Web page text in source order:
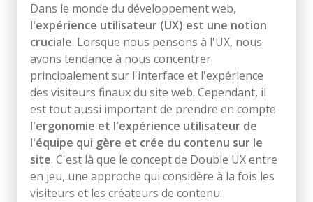
Dans le monde du développement web,
l'expérience utilisateur (UX) est une notion
cruciale. Lorsque nous pensons à l'UX, nous
avons tendance à nous concentrer
principalement sur l'interface et l'expérience
des visiteurs finaux du site web. Cependant, il
est tout aussi important de prendre en compte
l'ergonomie et l'expérience utilisateur de
l'équipe qui gère et crée du contenu sur le
site. C'est là que le concept de Double UX entre
en jeu, une approche qui considère à la fois les
visiteurs et les créateurs de contenu.